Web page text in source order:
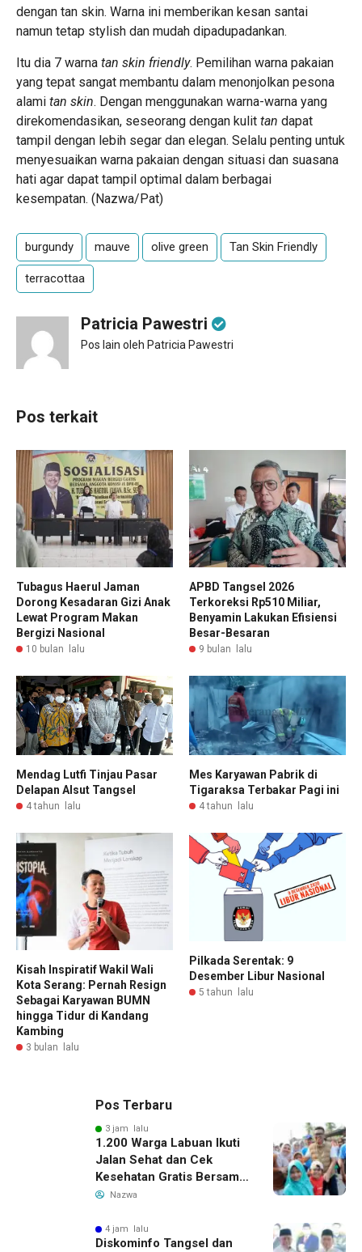
dengan tan skin. Warna ini memberikan kesan santai
namun tetap stylish dan mudah dipadupadankan.
Itu dia 7 warna tan skin friendly. Pemilihan warna pakaian
yang tepat sangat membantu dalam menonjolkan pesona
alami tan skin. Dengan menggunakan warna-warna yang
direkomendasikan, seseorang dengan kulit tan dapat
tampil dengan lebih segar dan elegan. Selalu penting untuk
menyesuaikan warna pakaian dengan situasi dan suasana
hati agar dapat tampil optimal dalam berbagai
kesempatan. (Nazwa/Pat)
burgundy mauve olive green Tan Skin Friendly
terracottaa
Patricia Pawestri
Pos lain oleh Patricia Pawestri
Pos terkait
Tubagus Haerul Jaman
Dorong Kesadaran Gizi Anak
Lewat Program Makan
Bergizi Nasional
10 bulan lalu
APBD Tangsel 2026
Terkoreksi Rp510 Miliar,
Benyamin Lakukan Efisiensi
Besar-Besaran
9 bulan lalu
Mendag Lutfi Tinjau Pasar
Delapan Alsut Tangsel
4 tahun lalu
Mes Karyawan Pabrik di
Tigaraksa Terbakar Pagi ini
4 tahun lalu
Kisah Inspiratif Wakil Wali
Kota Serang: Pernah Resign
Sebagai Karyawan BUMN
hingga Tidur di Kandang
Kambing
3 bulan lalu
Pilkada Serentak: 9
Desember Libur Nasional
5 tahun lalu
Pos Terbaru
3 jam lalu
1.200 Warga Labuan Ikuti
Jalan Sehat dan Cek
Kesehatan Gratis Bersama
Gubernur Banten
Nazwa
4 jam lalu
Diskominfo Tangsel dan